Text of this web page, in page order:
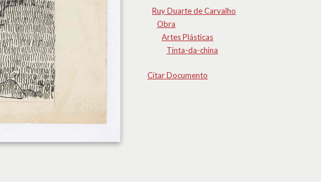
Ruy Duarte de Carvalho
Obra
Artes Plásticas
Tinta-da-china
Citar Documento